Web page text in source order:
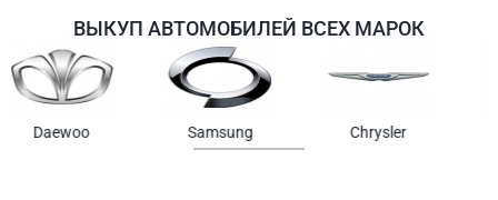
ВЫКУП АВТОМОБИЛЕЙ ВСЕХ МАРОК
Samsung Chrysler Gmc